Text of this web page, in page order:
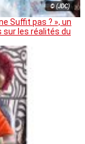
© (JDC)
Suffit pas ? », un
sur les réalités du